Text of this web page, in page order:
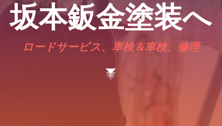
坂本鈑金塗装へ
ロードサービス、車検＆車検、修理